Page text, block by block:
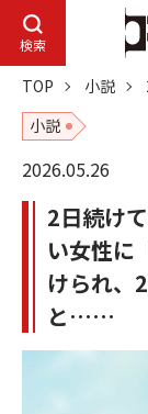
検索
TOP 小説
小説
2026.05.26
2日続け
い女性に
けられ、
と……